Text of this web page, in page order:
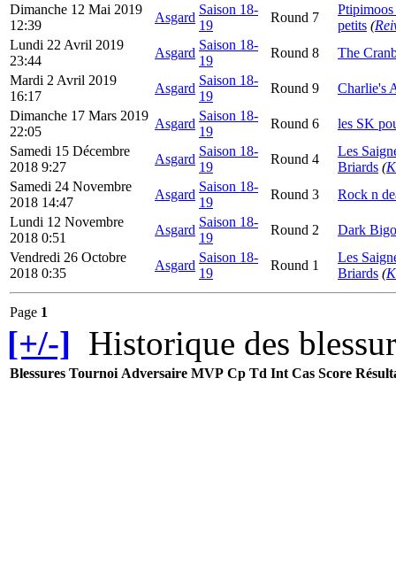
Dimanche 12 Mai 2019
12:39
Asgard
Saison 18-
19
Round 7
Ptipimoos
petits (
Lundi 22 Avril 2019
23:44
Asgard
Saison 18-
19
Round 8
The
Mardi 2 Avril 2019
16:17
Asgard
Saison 18-
19
Round 9
Charlie's
Dimanche 17 Mars 2019
22:05
Asgard
Saison 18-
19
Round 6
les SK
Samedi 15 Décembre
2018 9:27
Asgard
Saison 18-
19
Round 4
Les
Briards (
Samedi 24 Novembre
2018 14:47
Asgard
Saison 18-
19
Round 3
Rock n
Lundi 12 Novembre
2018 0:51
Asgard
Saison 18-
19
Round 2
Dark
Vendredi 26 Octobre
2018 0:35
Asgard
Saison 18-
19
Round 1
Les
Briards (
Page 1
[+/-] Historique des
Blessures Tournoi Adversaire MVP Cp Td Int Cas Score